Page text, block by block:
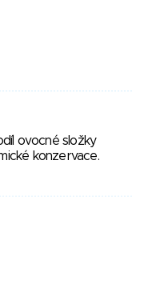
ovocné složky
konzervace.